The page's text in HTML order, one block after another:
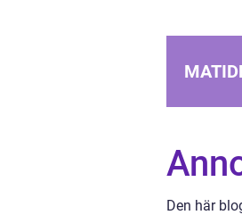
Den här